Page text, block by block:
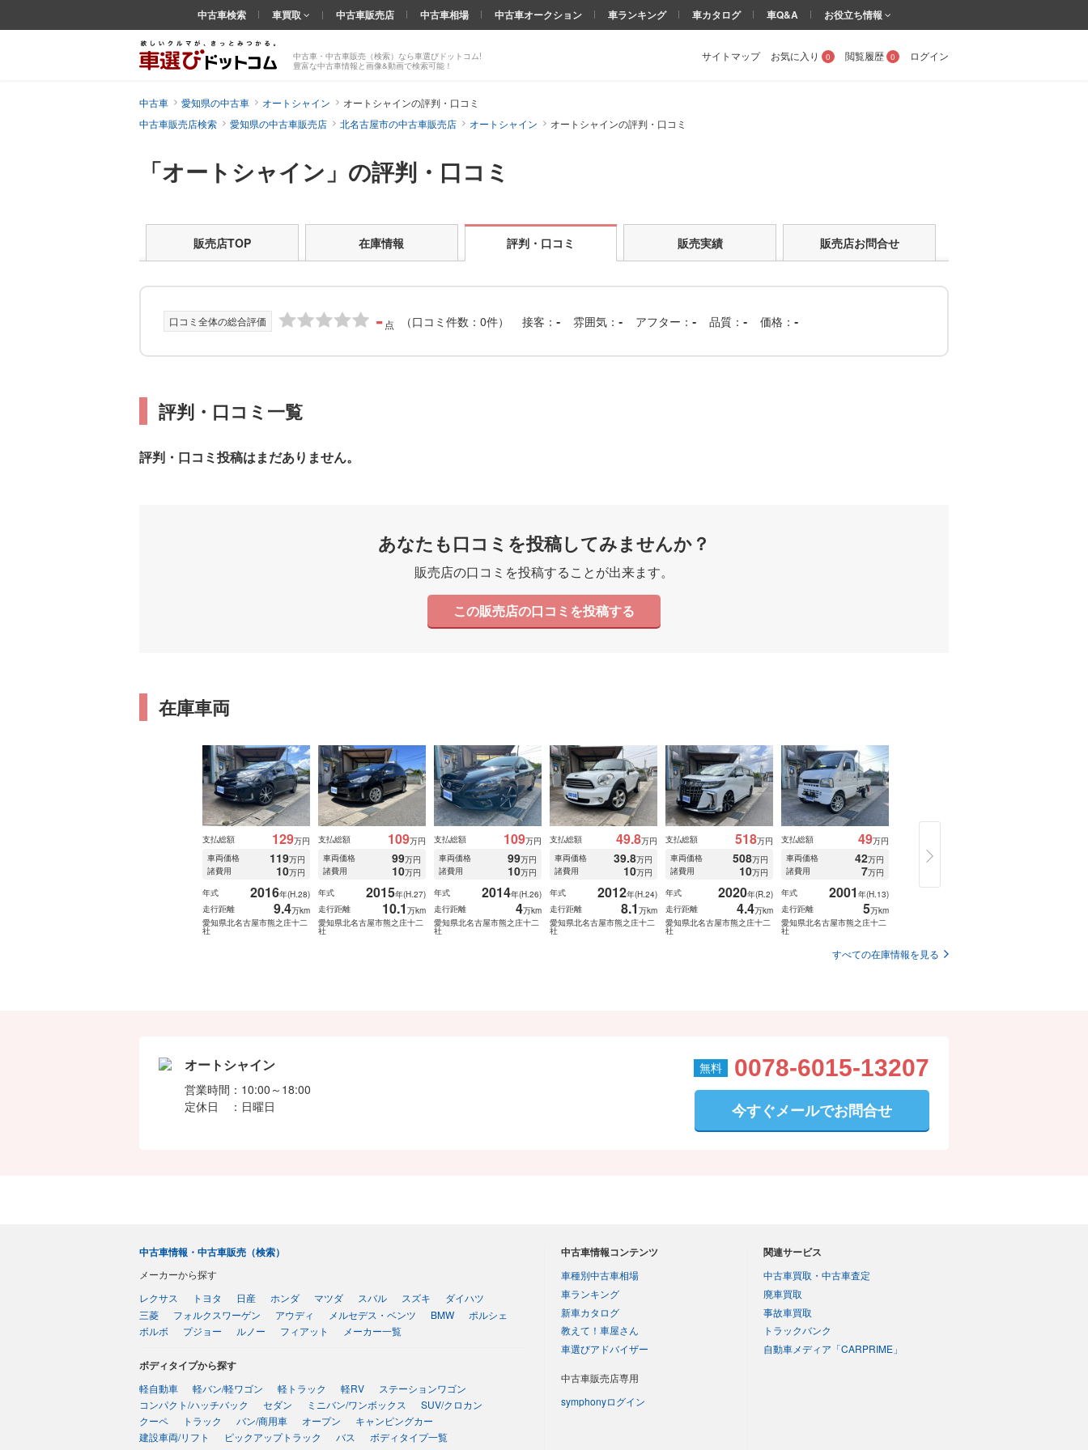
「オートシャイン」の評判・口コミ
中古車・中古車販売（検索）なら車選びドットコム!
豊富な中古車情報と画像&動画で検索可能！
サイトマップ お気に入り 0 閲覧履歴 0 ログイン
中古車検索 車買取 中古車販売店 中古車相場 中古車オークション 車ランキング 車カタログ 車Q&A お役立ち情報
中古車 愛知県の中古車 オートシャイン
オートシャインの評判・口コミ
中古車販売店検索
愛知県の中古車販売店 北名古屋市の中古車販売店 オートシャイン オートシャインの評判・口コミ
販売店TOP 在庫情報 評判・口コミ 販売実績 販売店お問合せ
口コミ全体の総合評価 - 点 （口コミ件数：0件） 接客 - 雰囲気 - アフター - 品質 - 価格 -
評判・口コミ一覧
評判・口コミ投稿はまだありません。
あなたも口コミを投稿してみませんか？
販売店の口コミを投稿することが出来ます。
この販売店の口コミを投稿する
在庫車両
支払総額 129万円
車両価格
119万円
諸費用
10万円
年式
2016年(H.28)
走行距離
9.4万km
愛知県北名古屋市熊之庄十二
社
支払総額 109万円
車両価格
99万円
諸費用
10万円
年式
2015年(H.27)
走行距離
10.1 万km
愛知県北名古屋市熊之庄十二
社
支払総額 109万円
車両価格
99万円
諸費用
10万円
年式
2014年(H.26)
走行距離
4万km
愛知県北名古屋市熊之庄十二
社
支払総額 49.8万円
車両価格
39.8万円
諸費用
10万円
年式
2012年(H.24)
走行距離
8.1 万km
愛知県北名古屋市熊之庄十二
社
支払総額 518万円
車両価格
508万円
諸費用
10万円
年式
2020年(R.2)
走行距離
4.4万km
愛知県北名古屋市熊之庄十二
社
支払総額 49万円
車両価格
42万円
諸費用
7万円
年式
2001 年(H.13)
走行距離
5万km
愛知県北名古屋市熊之庄十二
社
車両価格
すべての在庫情報を見る
オートシャイン
営業時間
10:00～18:00
定休日
日曜日
0078-6015-13207
今すぐメールでお問合せ
中古車情報・中古車販売（検索）
メーカーから探す
レクサス
トヨタ 日産 ホンダ マツダ スバル スズキ
ダイハツ
三菱
フォルクスワーゲン アウディ メルセデス・ベンツ BMW
ポルシェ
ボルボ
プジョー ルノー フィアット メーカー一覧
ボディタイプから探す
軽自動車 軽バン/軽ワゴン 軽トラック 軽RV
ステーションワゴン
コンパクト/ハッチバック
セダン ミニバン/ワンボックス
SUV/クロカン
クーペ
トラック バン/商用車 オープン
キャンピングカー
建設車両/リフト
ピックアップトラック バス ボディタイプ一覧
中古車情報コンテンツ
車種別中古車相場
車ランキング
新車カタログ
教えて！車屋さん
車選びアドバイザー
中古車販売店専用
symphonyログイン
関連サービス
中古車買取・中古車査定
廃車買取
事故車買取
トラックバンク
自動車メディア「CARPRIME」